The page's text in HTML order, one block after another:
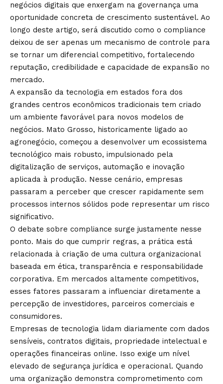
negócios digitais que enxergam na governança uma
oportunidade concreta de crescimento sustentável. Ao
longo deste artigo, será discutido como o compliance
deixou de ser apenas um mecanismo de controle para
se tornar um diferencial competitivo, fortalecendo
reputação, credibilidade e capacidade de expansão no
mercado.
A expansão da tecnologia em estados fora dos
grandes centros econômicos tradicionais tem criado
um ambiente favorável para novos modelos de
negócios. Mato Grosso, historicamente ligado ao
agronegócio, começou a desenvolver um ecossistema
tecnológico mais robusto, impulsionado pela
digitalização de serviços, automação e inovação
aplicada à produção. Nesse cenário, empresas
passaram a perceber que crescer rapidamente sem
processos internos sólidos pode representar um risco
significativo.
O debate sobre compliance surge justamente nesse
ponto. Mais do que cumprir regras, a prática está
relacionada à criação de uma cultura organizacional
baseada em ética, transparência e responsabilidade
corporativa. Em mercados altamente competitivos,
esses fatores passaram a influenciar diretamente a
percepção de investidores, parceiros comerciais e
consumidores.
Empresas de tecnologia lidam diariamente com dados
sensíveis, contratos digitais, propriedade intelectual e
operações financeiras online. Isso exige um nível
elevado de segurança jurídica e operacional. Quando
uma organização demonstra comprometimento com